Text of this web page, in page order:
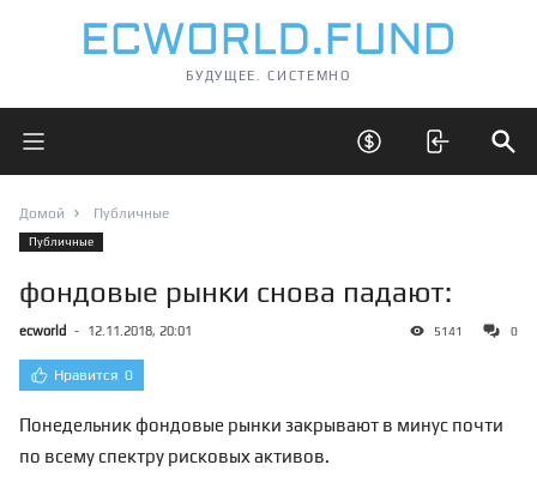
БУДУЩЕЕ. СИСТЕМНО
Открыть главное меню Открыть скрытые
Домой Публичные
Публичные
фондовые рынки снова падают:
ecworld - 12.11.2018, 20:01 5141 0
Нравится 0
Понедельник фондовые рынки закрывают в минус почти
по всему спектру рисковых активов.